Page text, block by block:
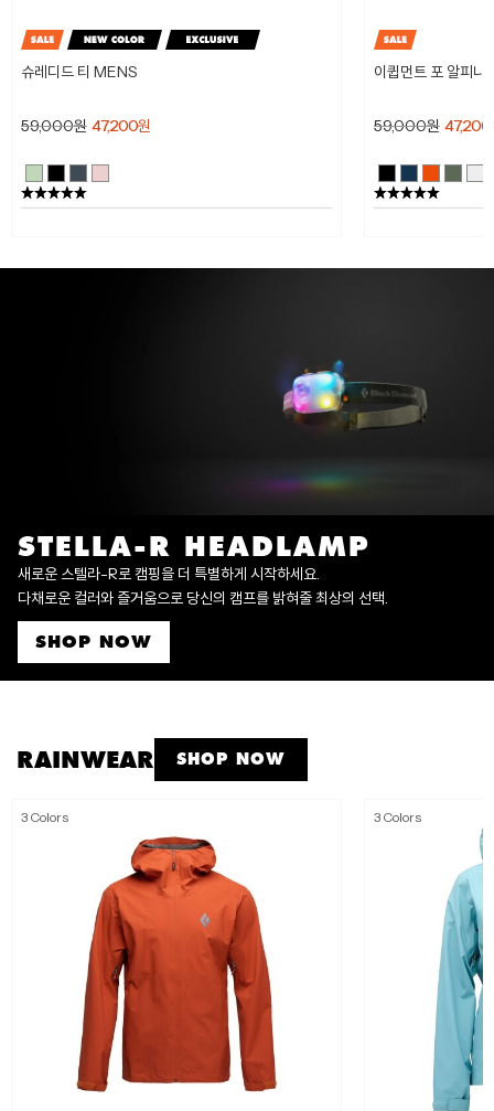
슈레디드 티 MENS
59,000원 47,200원
이큅먼트 포 알피
59,000원 47,200
STELLA-R HEADLAMP
새로운 스텔라-R로 캠핑을 더 특별하게 시작하세요.
다채로운 컬러와 즐거움으로 당신의 캠프를 밝혀줄 최상의 선택.
SHOP NOW
RAINWEAR SHOP NOW
3 Colors 3 Colors